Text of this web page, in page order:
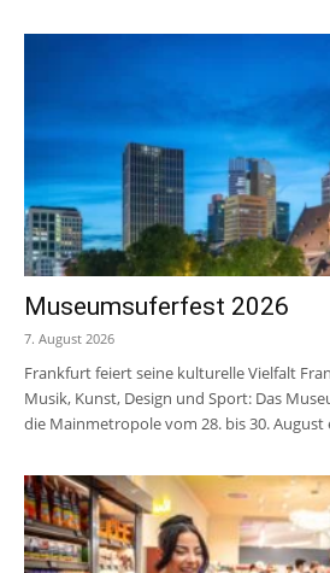
Museumsuferfest 2026
7. August 2026
Frankfurt feiert seine kulturelle Vielfalt
Musik, Kunst, Design und Sport: Das
die Mainmetropole vom 28. bis 30. August